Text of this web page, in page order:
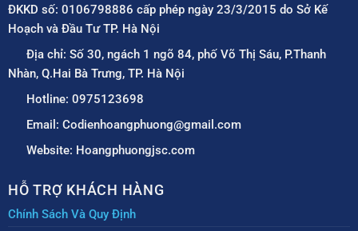
ĐKKD số: 0106798886 cấp phép ngày 23/3/2015 do Sở Kế
Hoạch và Đầu Tư TP. Hà Nội
Địa chỉ: Số 30, ngách 1 ngõ 84, phố Võ Thị Sáu, P.Thanh
Nhàn, Q.Hai Bà Trưng, TP. Hà Nội
Hotline: 0975123698
Email: Codienhoangphuong@gmail.com
Website: Hoangphuongjsc.com
HỖ TRỢ KHÁCH HÀNG
Chính Sách Và Quy Định